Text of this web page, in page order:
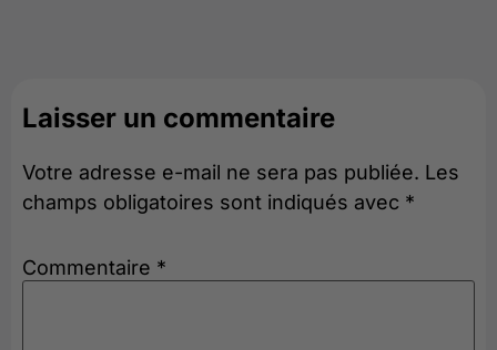
Laisser un commentaire
Votre adresse e-mail ne sera pas publiée. Les
champs obligatoires sont indiqués avec *
Commentaire *